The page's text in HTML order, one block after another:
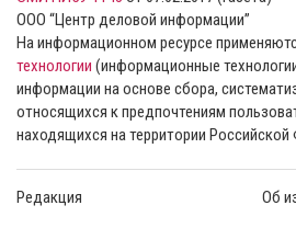
ООО “Центр деловой информации”
На информационном ресурсе
технологии (информационные
информации на основе сбора,
относящихся к предпочтениям
находящихся на территории
Редакция Об